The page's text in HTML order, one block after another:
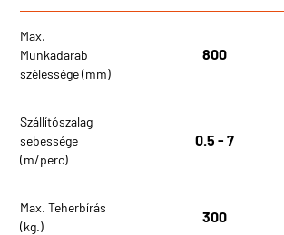
Max.
Munkadarab
szélessége (mm)
800
Szállítószalag
sebessége
(m/perc)
0.5 - 7
Max. Teherbírás
(kg.)
300